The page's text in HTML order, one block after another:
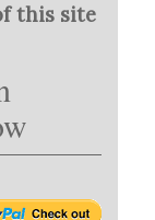
this site